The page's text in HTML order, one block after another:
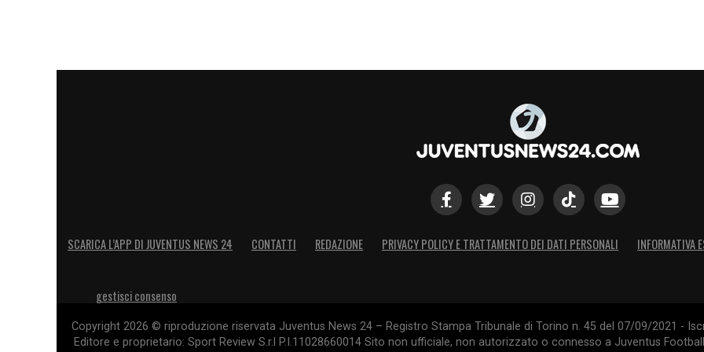
SCARICA L’APP DI JUVENTUS NEWS 24 CONTATTI REDAZIONE PRIVACY POLICY E TRATTAMENTO DEI DATI PERSONALI INFORMATIVA
gestisci consenso
Copyright 2026 © riproduzione riservata Juventus News 24 – Registro Stampa Tribunale di Torino n. 45 del 07/09/2021 -
Editore e proprietario: Sport Review S.r.l P.I.11028660014 Sito non ufficiale, non autorizzato o connesso a Juventus